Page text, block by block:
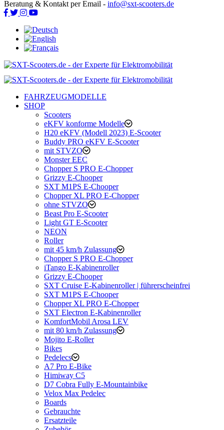
Beratung & Kontakt per Email - info@sxt-scooters.de
FAHRZEUGMODELLE
SHOP
Scooters
eKFV konforme Modelle
H20 eKFV (Modell 2023) E-Scooter
Buddy PRO eKFV E-Scooter
mit STVZO
Monster EEC
Chopper S PRO E-Chopper
Grizzy E-Chooper
SXT M1PS E-Chooper
Chopper XL PRO E-Chopper
ohne STVZO
Beast Pro E-Scooter
Light GT E-Scooter
NEON
Roller
mit 45 km/h Zulassung
Chopper S PRO E-Chopper
iTango E-Kabinenroller
Grizzy E-Chooper
SXT Cruise E-Kabinenroller | führerscheinfrei
SXT M1PS E-Chooper
Chopper XL PRO E-Chopper
SXT Electron E-Kabinenroller
KomfortMobil Arosa LEV
mit 80 km/h Zulassung
Mojito E-Roller
Bikes
Pedelecs
A7 Pro E-Bike
Himiway C5
D7 Cobra Fully E-Mountainbike
Velox Max Pedelec
Boards
Gebrauchte
Ersatzteile